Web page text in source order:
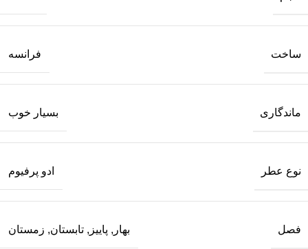
ساخت فرانسه
ماندگاری بسیار خوب
نوع عطر ادو پرفیوم
فصل بهار , پاییز , تابستان, زمستان